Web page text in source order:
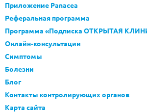
Приложение Panacea
Реферальная программа
Программа «Подписка ОТКРЫТАЯ
Онлайн-консультации
Симптомы
Болезни
Блог
Контакты контролирующих органов
Карта сайта